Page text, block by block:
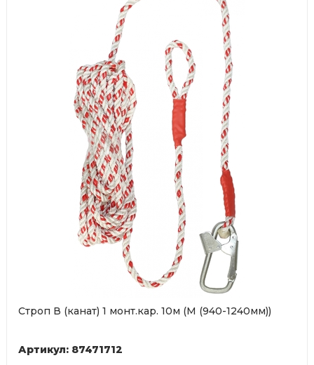
Строп В (канат) 1 монт.кар. 10м (М (940-1240мм))
Артикул: 87471712